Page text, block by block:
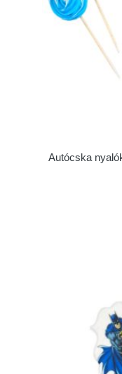
Autócska